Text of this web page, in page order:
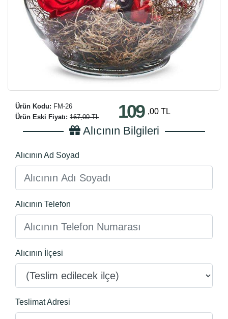
Ürün Kodu: FM-26
Ürün Eski Fiyatı: 167,00 TL 109 ,00 TL
Alıcının Bilgileri
Alıcının Ad Soyad
Alıcının Telefon
Alıcının İlçesi
Teslimat Adresi